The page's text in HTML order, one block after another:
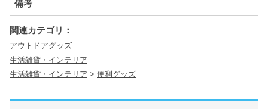
備考
関連カテゴリ：
アウトドアグッズ
生活雑貨・インテリア
生活雑貨・インテリア > 便利グッズ